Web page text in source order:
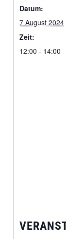
Datum:
7 August 2024
Zeit:
12:00 - 14:00